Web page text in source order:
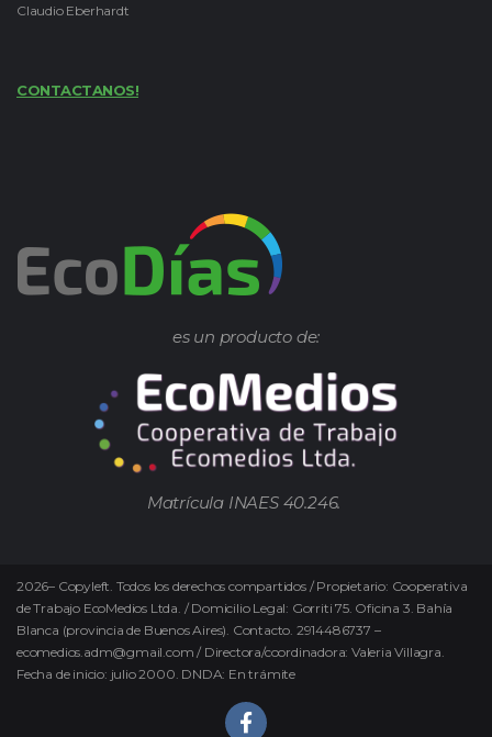
Claudio Eberhardt
CONTACTANOS!
es un producto de:
Matrícula INAES 40.246.
2026– Copyleft. Todos los derechos compartidos / Propietario: Cooperativa
de Trabajo EcoMedios Ltda. / Domicilio Legal: Gorriti 75. Oficina 3. Bahía
Blanca (provincia de Buenos Aires). Contacto. 2914486737 –
ecomedios.adm@gmail.com / Directora/coordinadora: Valeria Villagra.
Fecha de inicio: julio 2000. DNDA: En trámite